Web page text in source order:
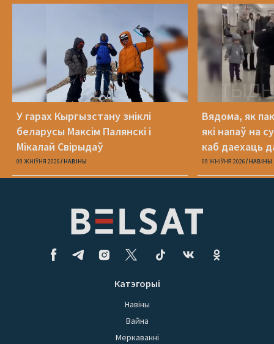
У гарах Кыргызстану зніклі
беларусы Максім Палянскі і
Мікалай Свірыдаў
09 ЖНІЎНЯ 2026 НАВІНЫ
Вядома, як
які напаў на
каб даехаць
09 ЖНІЎНЯ 2026 НАВІНЫ
Катэгорыі
Навіны
Вайна
Меркаванні